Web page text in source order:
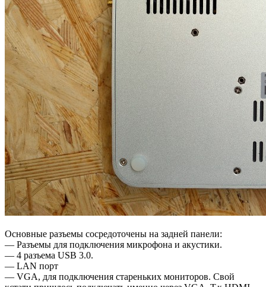
Основные разъемы сосредоточены на задней панели:
— Разъемы для подключения микрофона и акустики.
— 4 разъема USB 3.0.
— LAN порт
— VGA, для подключения стареньких мониторов. Свой